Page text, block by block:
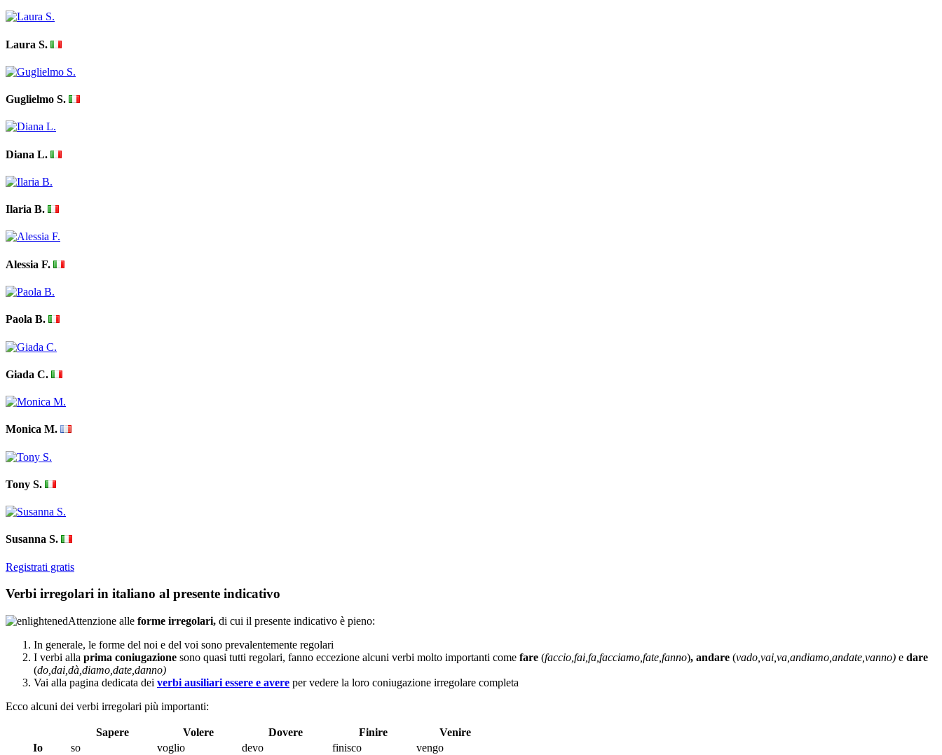
Laura S.
Guglielmo S.
Diana L.
Ilaria B.
Alessia F.
Paola B.
Giada C.
Monica M.
Tony S.
Susanna S.
Registrati gratis
Verbi irregolari in italiano al presente indicativo
Attenzione alle forme irregolari, di cui il presente indicativo è pieno:
In generale, le forme del noi e del voi sono prevalentemente regolari
I verbi alla prima coniugazione sono quasi tutti regolari, fanno eccezione alcuni verbi molto importanti come fare (faccio,fai,fa,facciamo,fate,fanno), andare (vado,vai,va,andiamo,andate,vanno) e dare
(do,dai,dà,diamo,date,danno)
Vai alla pagina dedicata dei verbi ausiliari essere e avere per vedere la loro coniugazione irregolare completa
Ecco alcuni dei verbi irregolari più importanti:
Sapere Volere Dovere Finire
Venire
Io
so voglio devo finisco
vengo